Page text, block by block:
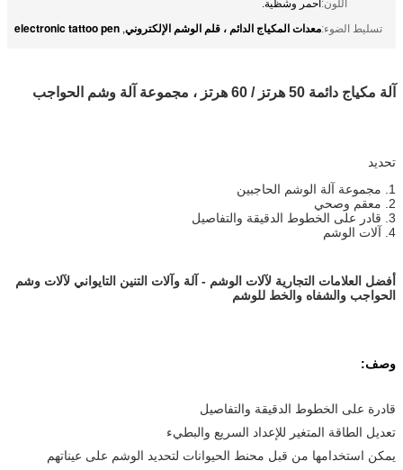
اللون:أحمر وشظية.
تسليط الضوء:معدات المكياج الدائم ، قلم الوشم الإلكتروني,
electronic tattoo pen
آلة مكياج دائمة 50 هرتز / 60 هرتز ، مجموعة آلة وشم الحواجب
تحديد
1. مجموعة آلة الوشم الحاجبين
2. معقم وصحي
3. قادر على الخطوط الدقيقة والتفاصيل
4. آلات الوشم
أفضل العلامات التجارية لآلات الوشم - آلة وآلات التنين التايواني لآلات وشم
الحواجب والشفاه والخط للوشم
وصف:
قادرة على الخطوط الدقيقة والتفاصيل
تعديل الطاقة المتغير للإعداد السريع والبطيء
يمكن استخدامها من قبل محنط الحيوانات لتحديد الوشم على عيناتهم